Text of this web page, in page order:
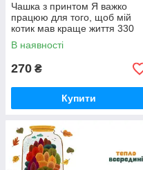
Чашка з принтом Я важко
працюю для того, щоб мій
котик мав краще життя 330
мл (KR_22S003)
В наявності
270 ₴
Купити